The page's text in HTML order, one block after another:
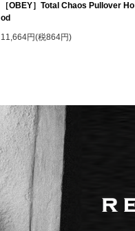
［OBEY］Total Chaos Pullover Ho
od
11,664円(税864円)